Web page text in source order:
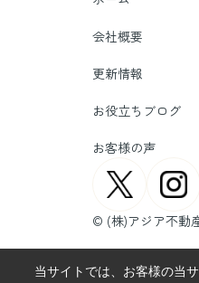
会社概要
更新情報
お役立ちブログ
お客様の声
© (株)アジア不動
当サイトでは、お客様の当